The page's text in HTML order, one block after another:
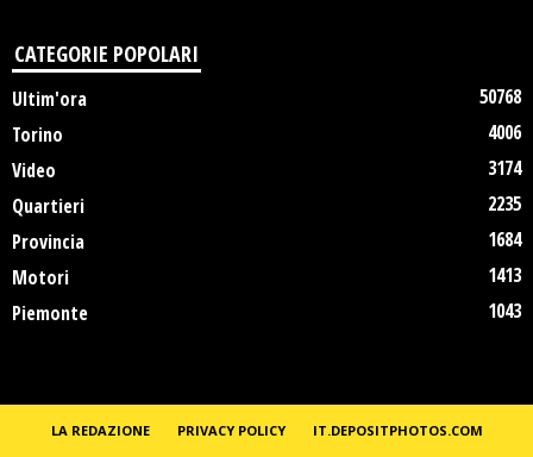
CATEGORIE POPOLARI
Ultim'ora
50768
Torino
4006
Video
3174
Quartieri
2235
Provincia
1684
Motori
1413
Piemonte
1043
LA REDAZIONE PRIVACY POLICY
IT.DEPOSITPHOTOS.COM